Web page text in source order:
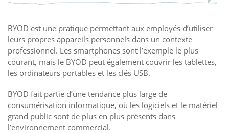
BYOD est une pratique permettant aux employés d’utiliser
leurs propres appareils personnels dans un contexte
professionnel. Les smartphones sont l’exemple le plus
courant, mais le BYOD peut également couvrir les tablettes,
les ordinateurs portables et les clés USB.
BYOD fait partie d’une tendance plus large de
consumérisation informatique, où les logiciels et le matériel
grand public sont de plus en plus présents dans
l’environnement commercial.